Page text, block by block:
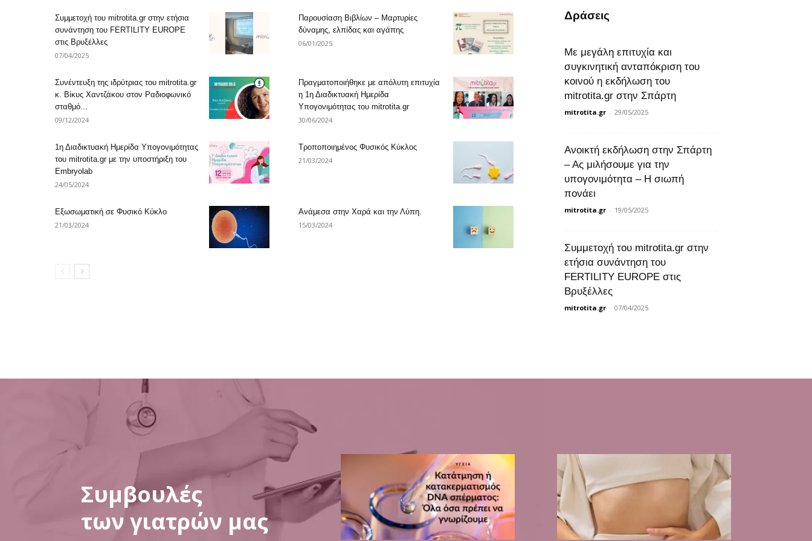
Συμμετοχή του mitrotita.gr στην ετήσια
συνάντηση του FERTILITY EUROPE
στις Βρυξέλλες
07/04/2025
Παρουσίαση Βιβλίων – Μαρτυρίες
δύναμης, ελπίδας και αγάπης
06/01/2025
Συνέντευξη της ιδρύτριας του mitrotita.gr
κ. Βίκυς Χαντζάκου στον Ραδιοφωνικό
σταθμό...
09/12/2024
Πραγματοποιήθηκε με απόλυτη επιτυχία
η 1η Διαδικτυακή Ημερίδα
Υπογονιμότητας του mitrotita.gr
30/06/2024
1η Διαδικτυακή Ημερίδα Υπογονιμότητας
του mitrotita.gr με την υποστήριξη του
Embryolab
24/05/2024
Τροποποιημένος Φυσικός Κύκλος
21/03/2024
Εξωσωματική σε Φυσικό Κύκλο
21/03/2024
Ανάμεσα στην Χαρά και την Λύπη.
15/03/2024
Δράσεις
Με μεγάλη επιτυχία και
συγκινητική ανταπόκριση του
κοινού η εκδήλωση του
mitrotita.gr στην Σπάρτη
mitrotita.gr - 29/05/2025
Ανοικτή εκδήλωση στην Σπάρτη
– Ας μιλήσουμε για την
υπογονιμότητα – Η σιωπή
πονάει
mitrotita.gr - 19/05/2025
Συμμετοχή του mitrotita.gr στην
ετήσια συνάντηση του
FERTILITY EUROPE στις
Βρυξέλλες
mitrotita.gr - 07/04/2025
Συμβουλές
των γιατρών μας